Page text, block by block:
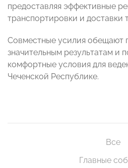
предоставляя эффективные
транспортировки и доставки
Совместные усилия обещают
значительным результатам и
комфортные условия для
Чеченской Республике.
Все
Главные